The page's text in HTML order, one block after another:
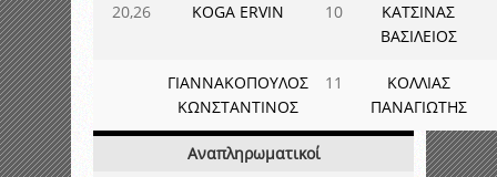
20,26 KOGA ERVIN 10
ΚΑΤΣΙΝΑΣ
ΒΑΣΙΛΕΙΟΣ
ΓΙΑΝΝΑΚΟΠΟΥΛΟΣ
ΚΩΝΣΤΑΝΤΙΝΟΣ
11
ΚΟΛΛΙΑΣ
ΠΑΝΑΓΙΩΤΗΣ
Αναπληρωματικοί